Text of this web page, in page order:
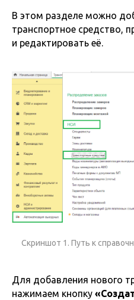
В этом разделе можно
транспортное средство,
и редактировать её.
Скриншот 1. Путь к
Для добавления нового
нажимаем кнопку